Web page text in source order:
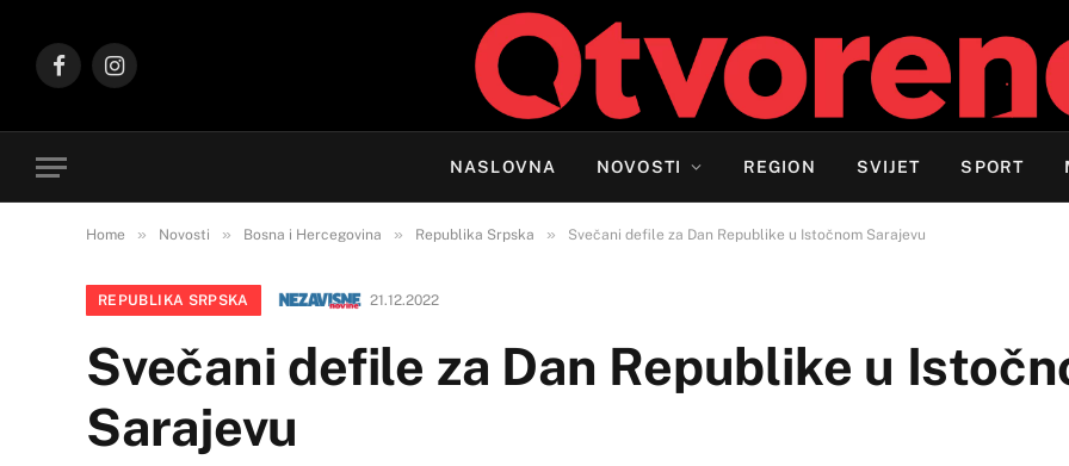
FacebookInstagram
NASLOVNA NOVOSTI REGION SVIJET SPORT
Home » Novosti » Bosna i Hercegovina » Republika Srpska » Svečani defile za Dan Republike u Istočnom Sarajevu
REPUBLIKA SRPSKA 21.12.2022
Svečani defile za Dan Republike u
Sarajevu